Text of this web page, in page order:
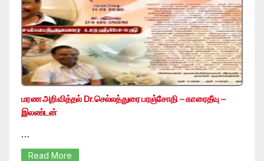
மரண அறிவித்தல் Dr.செல்லத்துரை பரஞ்சோதி – காரைதீவு –
இலண்டன்
…
Read More